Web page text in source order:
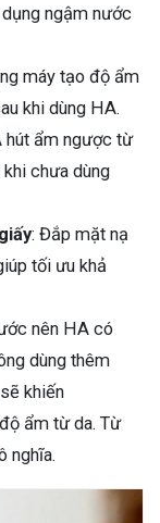
ngậm nước
máy tạo độ ẩm
khi dùng HA.
hút ẩm ngược từ
khi chưa dùng
: Đắp mặt nạ
tối ưu khả
nên HA có
dùng thêm
khiến
ẩm từ da. Từ
nghĩa.